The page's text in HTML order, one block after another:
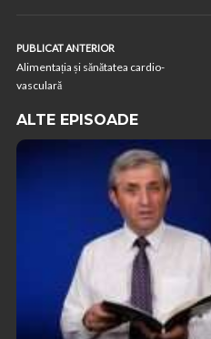
PUBLICAT ANTERIOR
Alimentația și sănătatea cardio-
vasculară
ALTE EPISOADE